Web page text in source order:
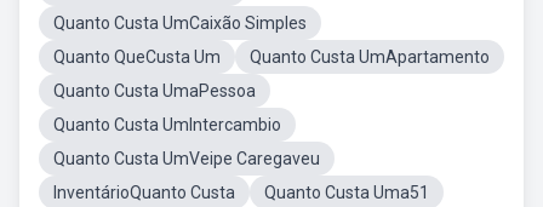
Quanto Custa UmCaixão Simples
Quanto QueCusta Um
Quanto Custa UmApartamento
Quanto Custa UmaPessoa
Quanto Custa UmIntercambio
Quanto Custa UmVeipe Caregaveu
InventárioQuanto Custa
Quanto Custa Uma51